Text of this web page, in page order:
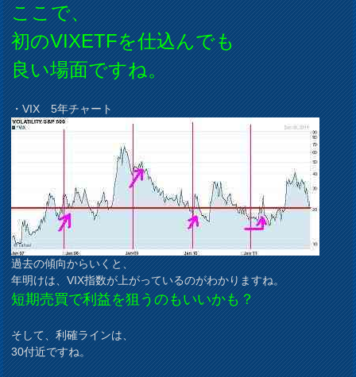
ここで、
初のVIXETFを仕込んでも
良い場面ですね。
・VIX 5年チャート
過去の傾向からいくと、
年明けは、VIX指数が上がっているのがわかりますね。
短期売買で利益を狙うのもいいかも？
そして、利確ラインは、
30付近ですね。